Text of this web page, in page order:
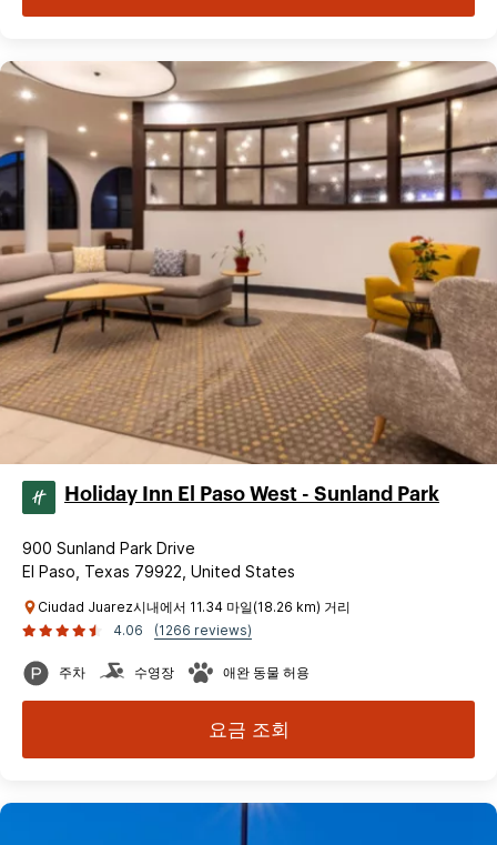
Holiday Inn El Paso West - Sunland Park
900 Sunland Park Drive
El Paso, Texas 79922, United States
Ciudad Juarez시내에서 11.34 마일(18.26 km) 거리
4.06
(1266 reviews)
주차 수영장 애완 동물 허용
요금 조회